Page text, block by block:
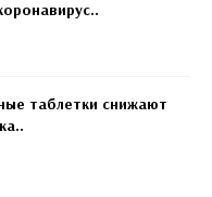
таблетки снижают